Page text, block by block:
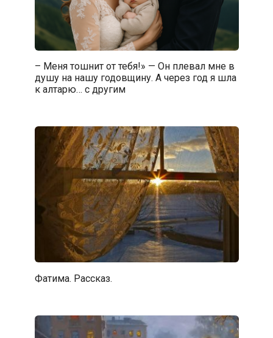
– Меня тошнит от тебя!» — Он плевал мне в
душу на нашу годовщину. А через год я шла
к алтарю… с другим
Фатима. Рассказ.